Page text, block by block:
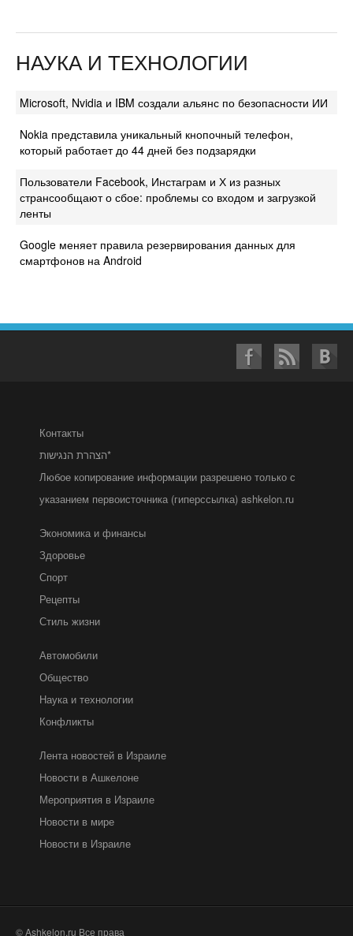
НАУКА И ТЕХНОЛОГИИ
Microsoft, Nvidia и IBM создали альянс по безопасности ИИ
Nokia представила уникальный кнопочный телефон,
который работает до 44 дней без подзарядки
Пользователи Facebook, Инстаграм и Х из разных
странсообщают о сбое: проблемы со входом и загрузкой
ленты
Google меняет правила резервирования данных для
смартфонов на Android
Контакты
הצהרת הנגישות*
Любое копирование информации разрешено только с
указанием первоисточника (гиперссылка) ashkelon.ru
Экономика и финансы
Здоровье
Спорт
Рецепты
Стиль жизни
Автомобили
Общество
Наука и технологии
Конфликты
Лента новостей в Израиле
Новости в Ашкелоне
Мероприятия в Израиле
Новости в мире
Новости в Израиле
© Ashkelon.ru Все права